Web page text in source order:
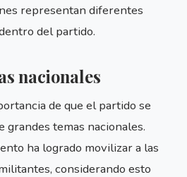
representan diferentes
del partido.
nacionales
de que el partido se
grandes temas nacionales.
ha logrado movilizar a las
considerando esto